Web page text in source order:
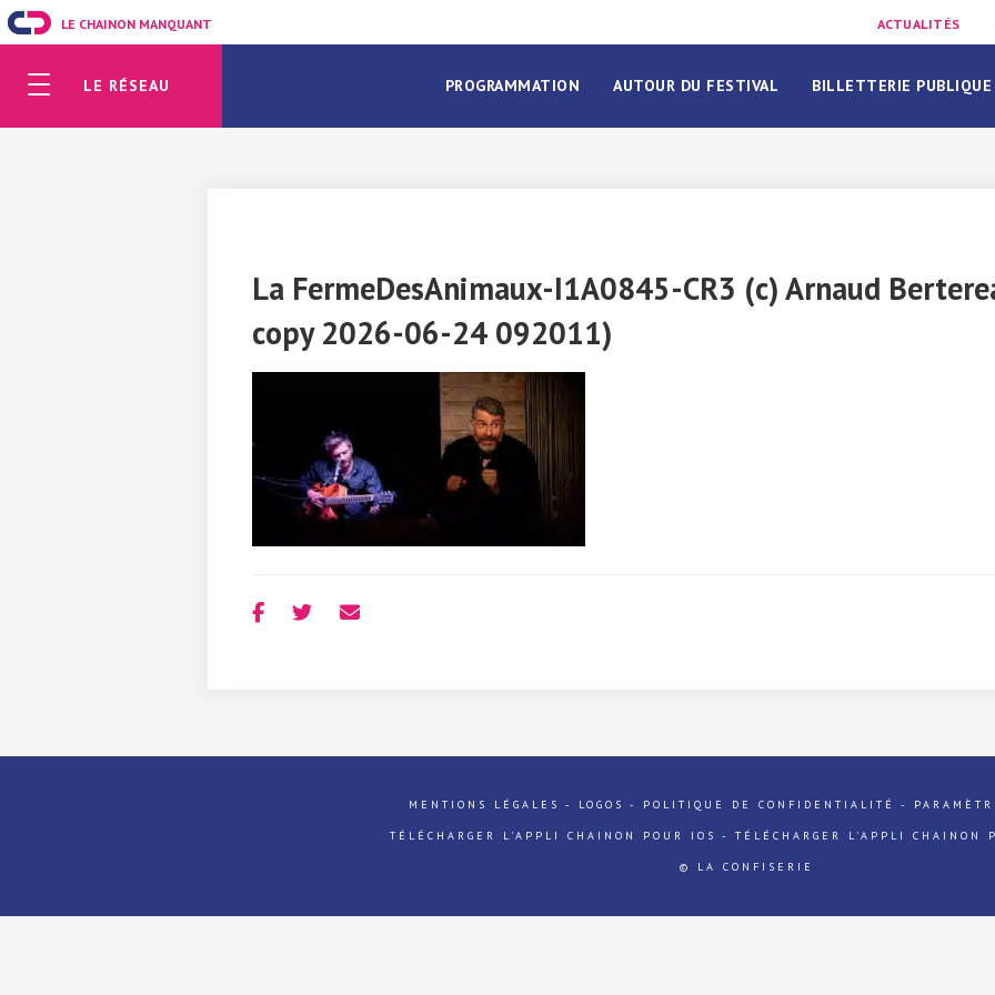
LE CHAINON MANQUANT ACTUALITÉS
LE RÉSEAU PROGRAMMATION AUTOUR DU FESTIVAL BILLETTERIE PUBLIQUE
La FermeDesAnimaux-I1A0845-CR3 (c) Arnaud
copy 2026-06-24 092011)
MENTIONS LÉGALES - LOGOS - POLITIQUE DE CONFIDENTIALITÉ -
TÉLÉCHARGER L'APPLI CHAINON POUR IOS - TÉLÉCHARGER L'APPLI CHAINON
© LA CONFISERIE